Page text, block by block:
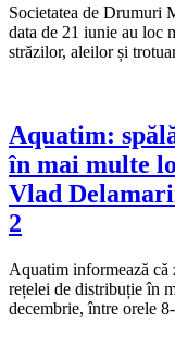
Societatea de Drumuri
data de 21 iunie au loc
străzilor, aleilor și
Aquatim:
în mai multe
Vlad
2
Aquatim informează că
rețelei de distribuție în
decembrie, între orele